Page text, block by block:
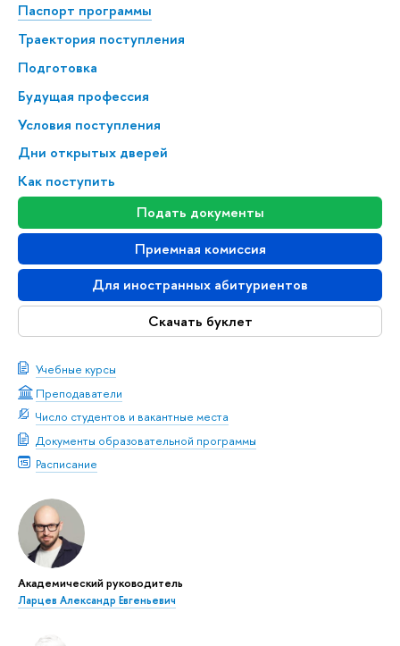
Паспорт программы
Траектория поступления
Подготовка
Будущая профессия
Условия поступления
Дни открытых дверей
Как поступить
Подать документы
Приемная комиссия
Для иностранных абитуриентов
Скачать буклет
Учебные курсы
Преподаватели
Число студентов и вакантные места
Документы образовательной программы
Расписание
Академический руководитель
Ларцев Александр Евгеньевич